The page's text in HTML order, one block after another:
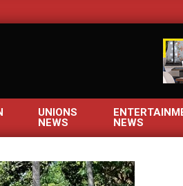
Primary
Menu
UNIONS
NEWS
NEWS